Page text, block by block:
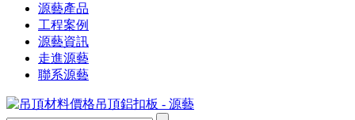
源藝產品
工程案例
源藝資訊
走進源藝
聯系源藝